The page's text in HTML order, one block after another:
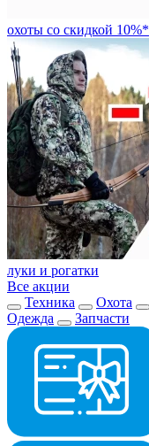
охоты со скидкой 10%*
луки и рогатки
Все акции
Техника
Охота
Одежда
Запчасти